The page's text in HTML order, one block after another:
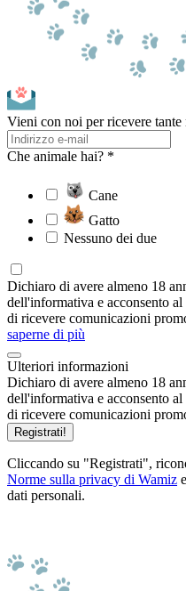
Vieni con noi per ricevere
Che animale hai? *
Cane
Gatto
Nessuno dei due
Dichiaro di avere almeno 18
dell'informativa e acconsento
di ricevere comunicazioni
saperne di più
Ulteriori informazioni
Dichiaro di avere almeno 18
dell'informativa e acconsento
di ricevere comunicazioni
Registrati!
Cliccando su "Registrati",
Norme sulla privacy di Wamiz
dati personali.